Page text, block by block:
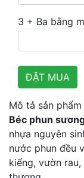
3 + Ba bằng
Mô tả sản phẩm
Béc phun
nhựa nguyên
nước phun đều
kiểng, vườn